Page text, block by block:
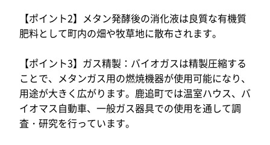
【ポイント2】メタン発酵後の消化液は良質な有機質
肥料として町内の畑や牧草地に散布されます。
【ポイント3】ガス精製：バイオガスは精製圧縮する
ことで、メタンガス用の燃焼機器が使用可能になり、
用途が大きく広がります。鹿追町では温室ハウス、バ
イオマス自動車、一般ガス器具での使用を通して調
査・研究を行っています。